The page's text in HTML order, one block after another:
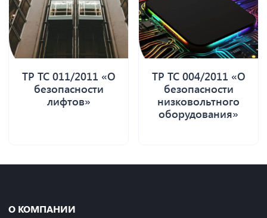
ТР ТС 011/2011 «О
безопасности
лифтов»
ТР ТС 004/2011 «О
безопасности
низковольтного
оборудования»
О КОМПАНИИ